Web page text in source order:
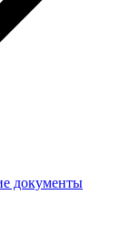
документы